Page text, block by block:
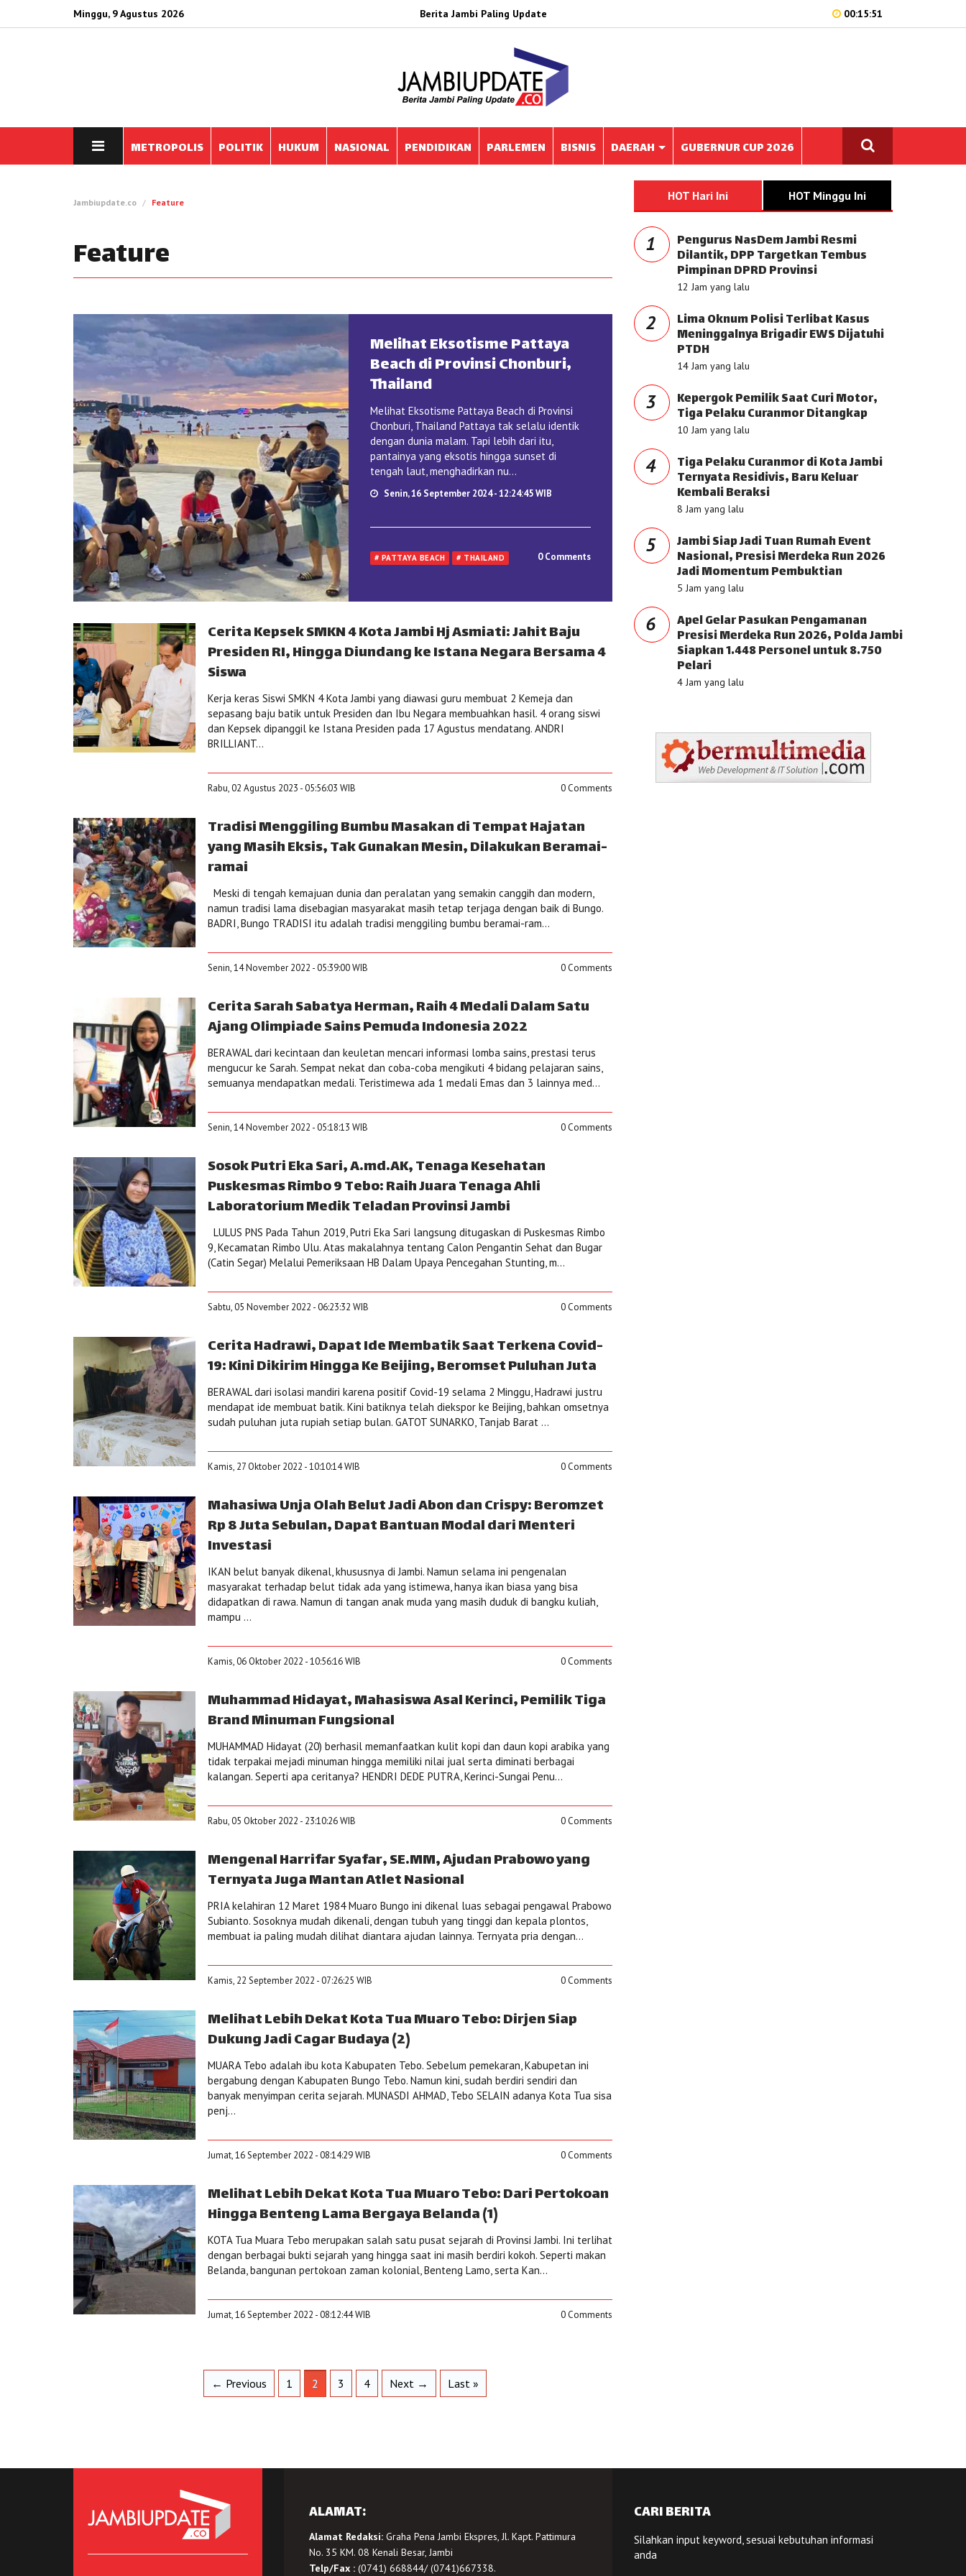
Minggu, 9 Agustus 2026 Berita Jambi Paling Update 00:15:51
METROPOLIS POLITIK HUKUM NASIONAL PENDIDIKAN PARLEMEN BISNIS DAERAH GUBERNUR CUP 2026
Jambiupdate.co Feature
Feature
Melihat Eksotisme Pattaya
Beach di Provinsi Chonburi,
Thailand
Melihat Eksotisme Pattaya Beach di Provinsi
Chonburi, Thailand Pattaya tak selalu identik
dengan dunia malam. Tapi lebih dari itu,
pantainya yang eksotis hingga sunset di
tengah laut, menghadirkan nu...
Senin, 16 September 2024 - 12:24:45 WIB
# PATTAYA BEACH # THAILAND 0 Comments
Cerita Kepsek SMKN 4 Kota Jambi Hj Asmiati: Jahit Baju
Presiden RI, Hingga Diundang ke Istana Negara Bersama 4
Siswa
Kerja keras Siswi SMKN 4 Kota Jambi yang diawasi guru membuat 2 Kemeja dan
sepasang baju batik untuk Presiden dan Ibu Negara membuahkan hasil. 4 orang siswi
dan Kepsek dipanggil ke Istana Presiden pada 17 Agustus mendatang. ANDRI
BRILLIANT...
Rabu, 02 Agustus 2023 - 05:56:03 WIB 0 Comments
Tradisi Menggiling Bumbu Masakan di Tempat Hajatan
yang Masih Eksis, Tak Gunakan Mesin, Dilakukan Beramai-
ramai
Meski di tengah kemajuan dunia dan peralatan yang semakin canggih dan modern,
namun tradisi lama disebagian masyarakat masih tetap terjaga dengan baik di Bungo.
BADRI, Bungo TRADISI itu adalah tradisi menggiling bumbu beramai-ram...
Senin, 14 November 2022 - 05:39:00 WIB 0 Comments
Cerita Sarah Sabatya Herman, Raih 4 Medali Dalam Satu
Ajang Olimpiade Sains Pemuda Indonesia 2022
BERAWAL dari kecintaan dan keuletan mencari informasi lomba sains, prestasi terus
mengucur ke Sarah. Sempat nekat dan coba-coba mengikuti 4 bidang pelajaran sains,
semuanya mendapatkan medali. Teristimewa ada 1 medali Emas dan 3 lainnya med...
Senin, 14 November 2022 - 05:18:13 WIB 0 Comments
Sosok Putri Eka Sari, A.md.AK, Tenaga Kesehatan
Puskesmas Rimbo 9 Tebo: Raih Juara Tenaga Ahli
Laboratorium Medik Teladan Provinsi Jambi
LULUS PNS Pada Tahun 2019, Putri Eka Sari langsung ditugaskan di Puskesmas Rimbo
9, Kecamatan Rimbo Ulu. Atas makalahnya tentang Calon Pengantin Sehat dan Bugar
(Catin Segar) Melalui Pemeriksaan HB Dalam Upaya Pencegahan Stunting, m...
Sabtu, 05 November 2022 - 06:23:32 WIB 0 Comments
Cerita Hadrawi, Dapat Ide Membatik Saat Terkena Covid-
19: Kini Dikirim Hingga Ke Beijing, Beromset Puluhan Juta
BERAWAL dari isolasi mandiri karena positif Covid-19 selama 2 Minggu, Hadrawi justru
mendapat ide membuat batik. Kini batiknya telah diekspor ke Beijing, bahkan omsetnya
sudah puluhan juta rupiah setiap bulan. GATOT SUNARKO, Tanjab Barat ...
Kamis, 27 Oktober 2022 - 10:10:14 WIB 0 Comments
Mahasiwa Unja Olah Belut Jadi Abon dan Crispy: Beromzet
Rp 8 Juta Sebulan, Dapat Bantuan Modal dari Menteri
Investasi
IKAN belut banyak dikenal, khususnya di Jambi. Namun selama ini pengenalan
masyarakat terhadap belut tidak ada yang istimewa, hanya ikan biasa yang bisa
didapatkan di rawa. Namun di tangan anak muda yang masih duduk di bangku kuliah,
mampu ...
Kamis, 06 Oktober 2022 - 10:56:16 WIB 0 Comments
Muhammad Hidayat, Mahasiswa Asal Kerinci, Pemilik Tiga
Brand Minuman Fungsional
MUHAMMAD Hidayat (20) berhasil memanfaatkan kulit kopi dan daun kopi arabika yang
tidak terpakai mejadi minuman hingga memiliki nilai jual serta diminati berbagai
kalangan. Seperti apa ceritanya? HENDRI DEDE PUTRA, Kerinci-Sungai Penu...
Rabu, 05 Oktober 2022 - 23:10:26 WIB 0 Comments
Mengenal Harrifar Syafar, SE.MM, Ajudan Prabowo yang
Ternyata Juga Mantan Atlet Nasional
PRIA kelahiran 12 Maret 1984 Muaro Bungo ini dikenal luas sebagai pengawal Prabowo
Subianto. Sosoknya mudah dikenali, dengan tubuh yang tinggi dan kepala plontos,
membuat ia paling mudah dilihat diantara ajudan lainnya. Ternyata pria dengan...
Kamis, 22 September 2022 - 07:26:25 WIB 0 Comments
Melihat Lebih Dekat Kota Tua Muaro Tebo: Dirjen Siap
Dukung Jadi Cagar Budaya (2)
MUARA Tebo adalah ibu kota Kabupaten Tebo. Sebelum pemekaran, Kabupetan ini
bergabung dengan Kabupaten Bungo Tebo. Namun kini, sudah berdiri sendiri dan
banyak menyimpan cerita sejarah. MUNASDI AHMAD, Tebo SELAIN adanya Kota Tua sisa
penj...
Jumat, 16 September 2022 - 08:14:29 WIB 0 Comments
Melihat Lebih Dekat Kota Tua Muaro Tebo: Dari Pertokoan
Hingga Benteng Lama Bergaya Belanda (1)
KOTA Tua Muara Tebo merupakan salah satu pusat sejarah di Provinsi Jambi. Ini terlihat
dengan berbagai bukti sejarah yang hingga saat ini masih berdiri kokoh. Seperti makan
Belanda, bangunan pertokoan zaman kolonial, Benteng Lamo, serta Kan...
Jumat, 16 September 2022 - 08:12:44 WIB 0 Comments
← Previous 1 2 3 4 Next → Last »
HOT Hari Ini HOT Minggu Ini
1 Pengurus NasDem Jambi Resmi
Dilantik, DPP Targetkan Tembus
Pimpinan DPRD Provinsi
12 Jam yang lalu
2 Lima Oknum Polisi Terlibat Kasus
Meninggalnya Brigadir EWS Dijatuhi
PTDH
14 Jam yang lalu
3 Kepergok Pemilik Saat Curi Motor,
Tiga Pelaku Curanmor Ditangkap
10 Jam yang lalu
4 Tiga Pelaku Curanmor di Kota Jambi
Ternyata Residivis, Baru Keluar
Kembali Beraksi
8 Jam yang lalu
5 Jambi Siap Jadi Tuan Rumah Event
Nasional, Presisi Merdeka Run 2026
Jadi Momentum Pembuktian
5 Jam yang lalu
6 Apel Gelar Pasukan Pengamanan
Presisi Merdeka Run 2026, Polda Jambi
Siapkan 1.448 Personel untuk 8.750
Pelari
4 Jam yang lalu
ALAMAT:
Alamat Redaksi:Graha Pena Jambi Ekspres, Jl. Kapt. Pattimura
No. 35 KM. 08 Kenali Besar, Jambi
Telp/Fax :(0741) 668844/ (0741)667338.
CARI BERITA
Silahkan input keyword, sesuai kebutuhan informasi
anda